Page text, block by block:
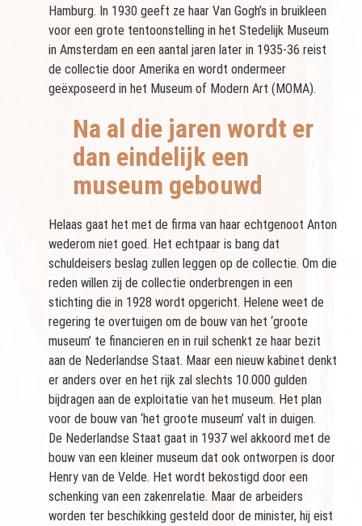
Hamburg. In 1930 geeft ze haar Van Gogh’s in bruikleen
voor een grote tentoonstelling in het Stedelijk Museum
in Amsterdam en een aantal jaren later in 1935-36 reist
de collectie door Amerika en wordt ondermeer
geëxposeerd in het Museum of Modern Art (MOMA).
Na al die jaren wordt er
dan eindelijk een
museum gebouwd
Helaas gaat het met de firma van haar echtgenoot Anton
wederom niet goed. Het echtpaar is bang dat
schuldeisers beslag zullen leggen op de collectie. Om die
reden willen zij de collectie onderbrengen in een
stichting die in 1928 wordt opgericht. Helene weet de
regering te overtuigen om de bouw van het ‘groote
museum’ te financieren en in ruil schenkt ze haar bezit
aan de Nederlandse Staat. Maar een nieuw kabinet denkt
er anders over en het rijk zal slechts 10.000 gulden
bijdragen aan de exploitatie van het museum. Het plan
voor de bouw van ‘het groote museum’ valt in duigen.
De Nederlandse Staat gaat in 1937 wel akkoord met de
bouw van een kleiner museum dat ook ontworpen is door
Henry van de Velde. Het wordt bekostigd door een
schenking van een zakenrelatie. Maar de arbeiders
worden ter beschikking gesteld door de minister, hij eist